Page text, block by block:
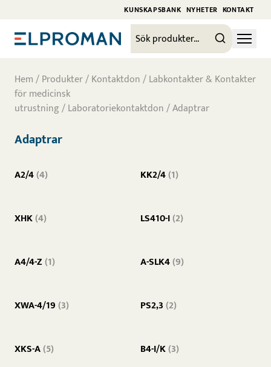
KUNSKAPSBANK NYHETER KONTAKT
Hem/Produkter/Kontaktdon/Labkontakter & Kontakter
för medicinsk
utrustning/Laboratoriekontaktdon/ Adaptrar
Adaptrar
A2/4(4) KK2/4(1)
XHK(4) LS410-I(2)
A4/4-Z(1) A-SLK4(9)
XWA-4/19(3) PS2,3(2)
XKS-A(5) B4-I/K(3)